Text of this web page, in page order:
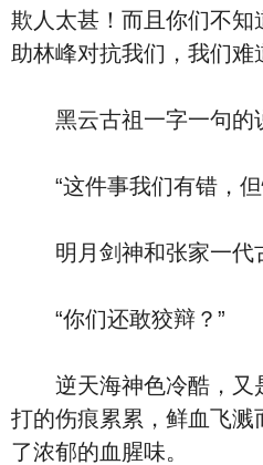
欺人太甚！而且你们不知
助林峰对抗我们，我们难
黑云古祖一字一句的
“这件事我们有错，但
明月剑神和张家一代
“你们还敢狡辩？”
逆天海神色冷酷，又
打的伤痕累累，鲜血飞溅
了浓郁的血腥味。